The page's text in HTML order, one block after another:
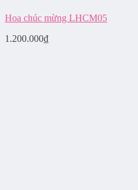
Hoa chúc mừng LHCM05
1.200.000₫